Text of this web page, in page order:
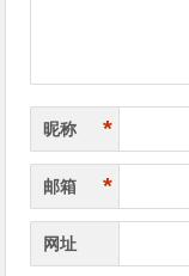
昵称 *
邮箱 *
网址